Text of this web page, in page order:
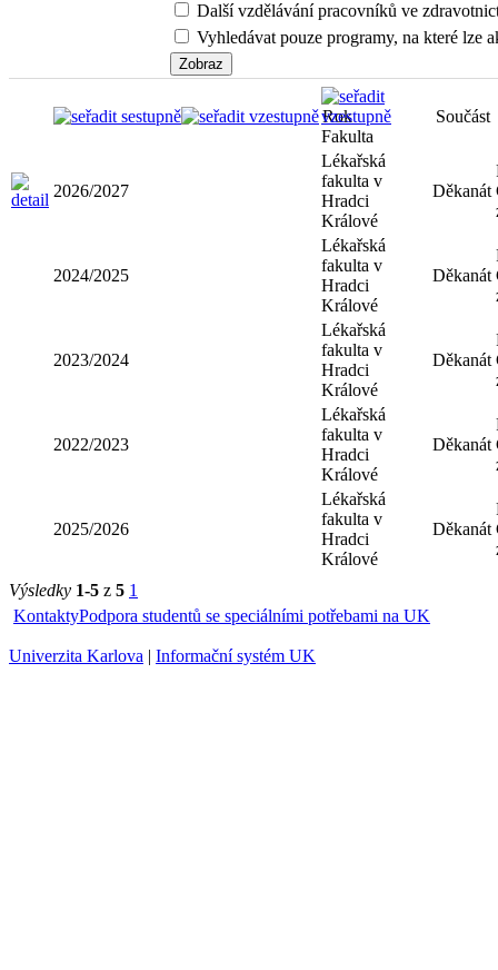
Další vzdělávání pracovníků ve
Vyhledávat pouze programy, na které lze
Rok
Fakulta
Lékařská
fakulta v
Hradci
Králové
Lékařská
fakulta v
Hradci
Králové
2023/2024
Lékařská
fakulta v
Hradci
Králové
Děkanát
Lékařská
fakulta v
Hradci
2025/2026
Lékařská